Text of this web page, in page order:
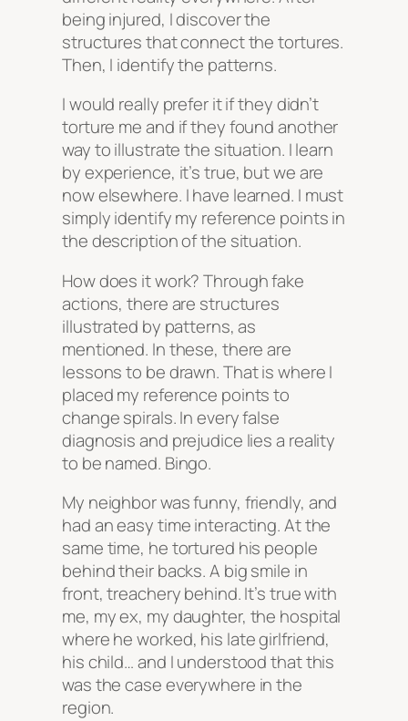
being injured, I discover the
structures that connect the tortures.
Then, I identify the patterns.
I would really prefer it if they didn’t
torture me and if they found another
way to illustrate the situation. I learn
by experience, it’s true, but we are
now elsewhere. I have learned. I must
simply identify my reference points in
the description of the situation.
How does it work? Through fake
actions, there are structures
illustrated by patterns, as
mentioned. In these, there are
lessons to be drawn. That is where I
placed my reference points to
change spirals. In every false
diagnosis and prejudice lies a reality
to be named. Bingo.
My neighbor was funny, friendly, and
had an easy time interacting. At the
same time, he tortured his people
behind their backs. A big smile in
front, treachery behind. It’s true with
me, my ex, my daughter, the hospital
where he worked, his late girlfriend,
his child… and I understood that this
was the case everywhere in the
region.